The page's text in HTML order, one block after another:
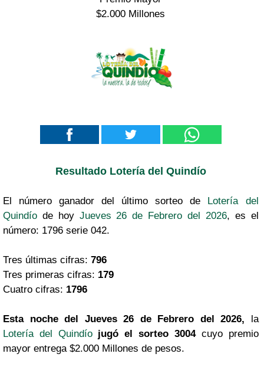
$2.000 Millones
Resultado Lotería del Quindío
El número ganador del último sorteo de Lotería del
Quindío de hoy Jueves 26 de Febrero del 2026, es el
número: 1796 serie 042.
Tres últimas cifras: 796
Tres primeras cifras: 179
Cuatro cifras: 1796
Esta noche del Jueves 26 de Febrero del 2026, la
Lotería del Quindío jugó el sorteo 3004cuyo premio
mayor entrega $2.000 Millones de pesos.